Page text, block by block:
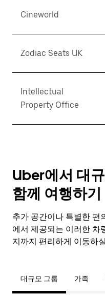
Cineworld
Zodiac Seats UK
Intellectual
Property Office
Uber에서 대
함께 여행하기
추가 공간이나 특별한
에서 제공되는 이러한 차
지까지 편리하게 이동하
대규모 그룹 가족